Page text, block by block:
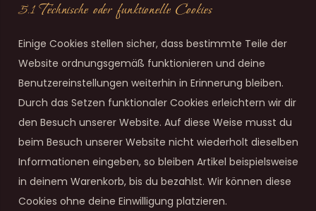
5.1 Technische oder funktionelle Cookies
Einige Cookies stellen sicher, dass bestimmte Teile der
Website ordnungsgemäß funktionieren und deine
Benutzereinstellungen weiterhin in Erinnerung bleiben.
Durch das Setzen funktionaler Cookies erleichtern wir dir
den Besuch unserer Website. Auf diese Weise musst du
beim Besuch unserer Website nicht wiederholt dieselben
Informationen eingeben, so bleiben Artikel beispielsweise
in deinem Warenkorb, bis du bezahlst. Wir können diese
Cookies ohne deine Einwilligung platzieren.